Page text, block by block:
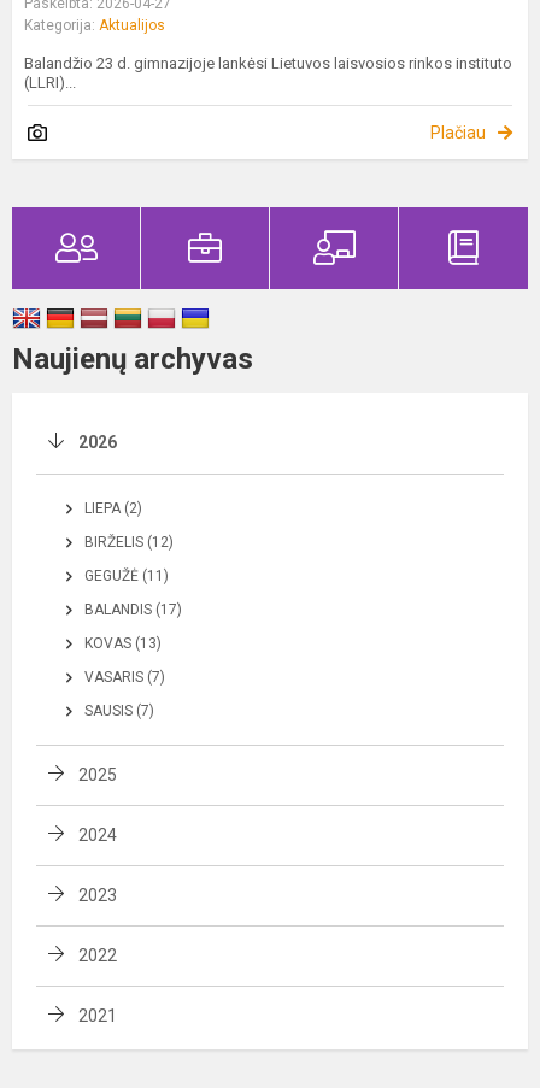
Kategorija: Aktualijos
Balandžio 23 d. gimnazijoje lankėsi Lietuvos laisvosios rinkos instituto
(LLRI)...
Plačiau
Naujienų archyvas
2026
LIEPA (2)
BIRŽELIS (12)
GEGUŽĖ (11)
BALANDIS (17)
KOVAS (13)
VASARIS (7)
SAUSIS (7)
2025
2024
2023
2022
2021